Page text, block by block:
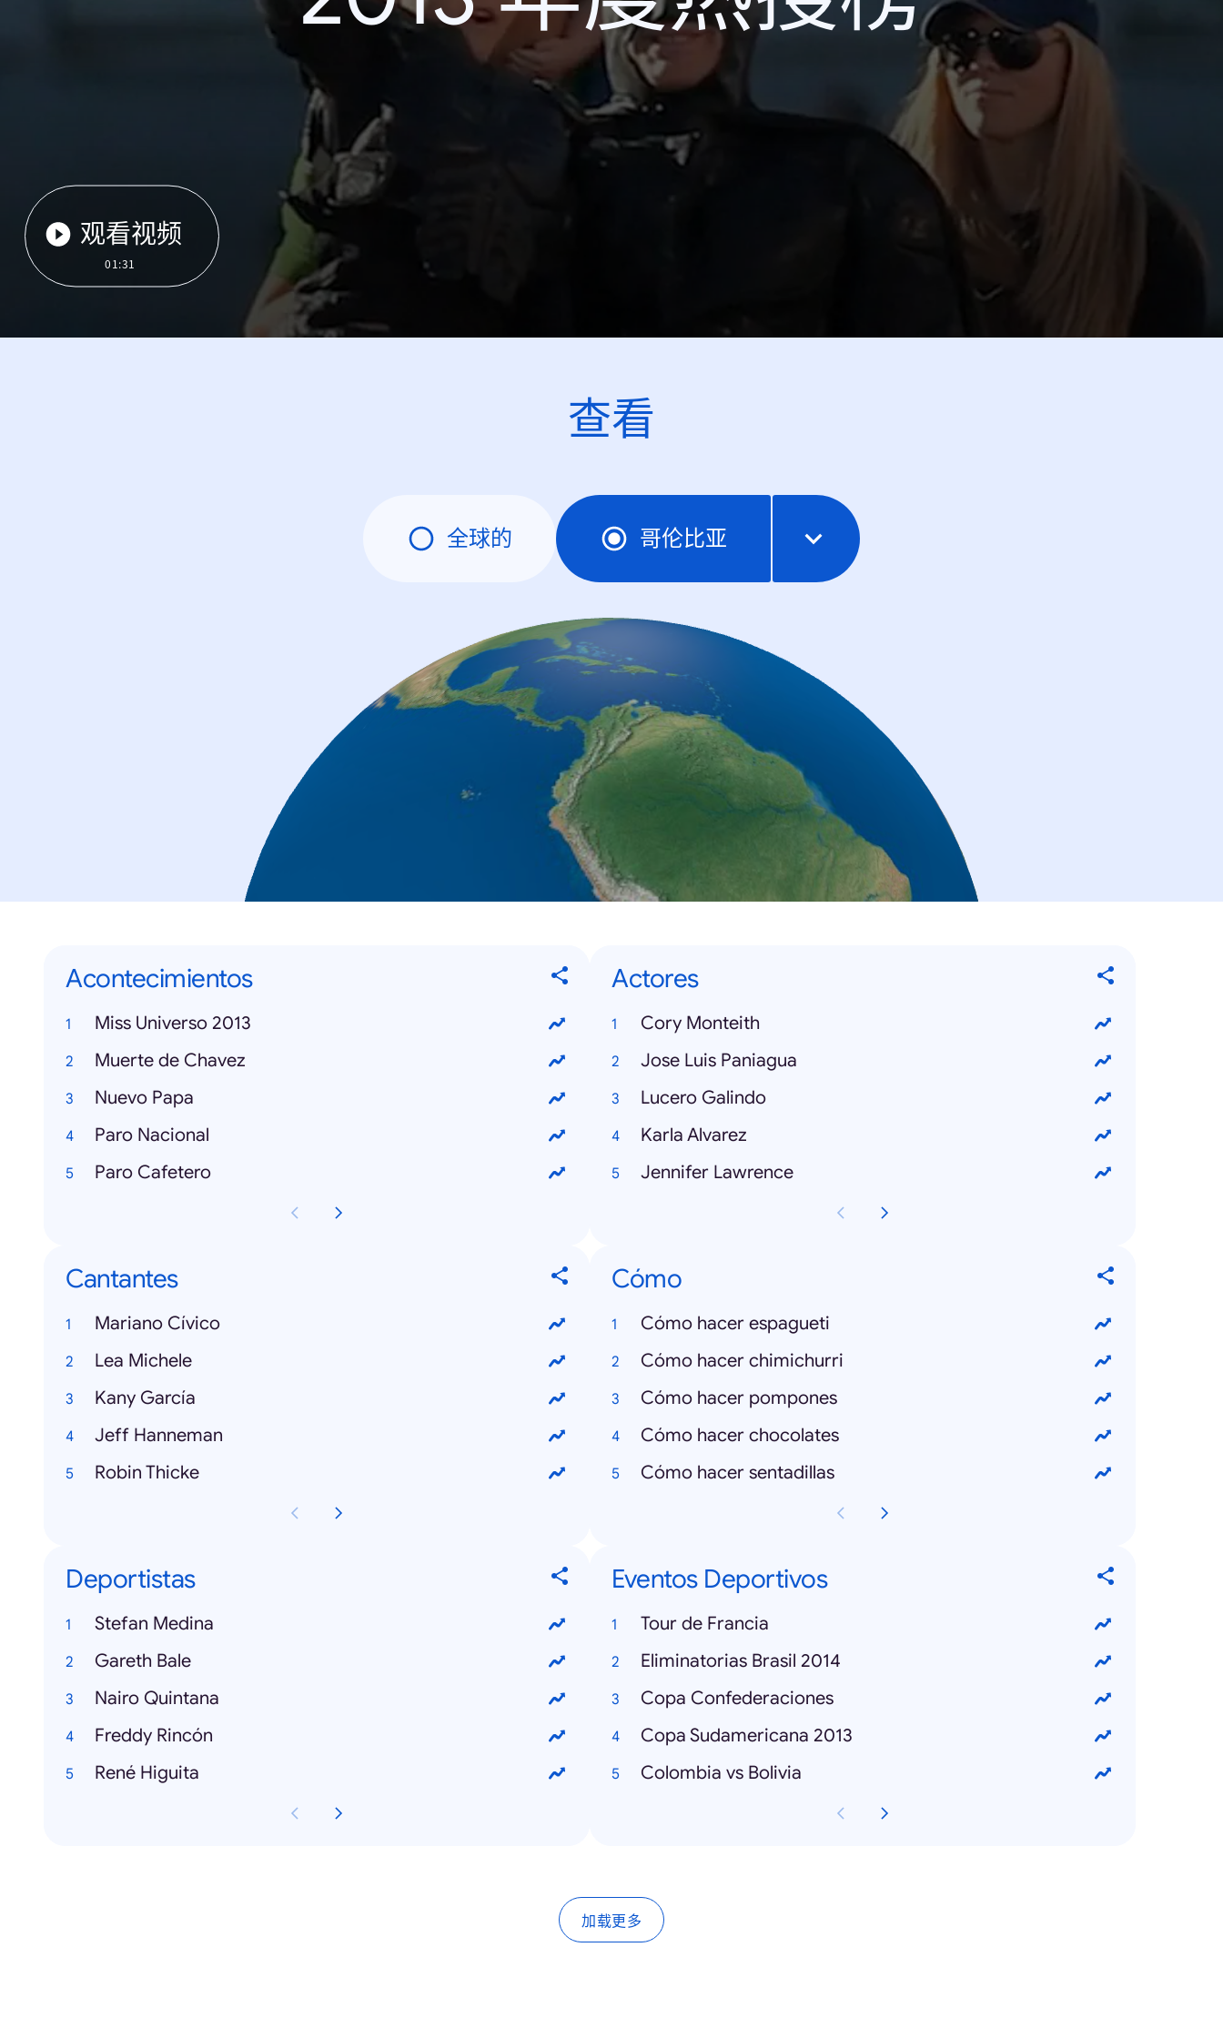
观看视频
01:31
查看
全球的 哥伦比亚
Acontecimientos
Miss Universo 2013
Muerte de Chavez
Nuevo Papa
Paro Nacional
Paro Cafetero
Actores
Cory Monteith
Jose Luis Paniagua
Lucero Galindo
Karla Alvarez
Jennifer Lawrence
Cantantes
Mariano Cívico
Lea Michele
Kany García
Jeff Hanneman
Robin Thicke
Cómo
Cómo hacer espagueti
Cómo hacer chimichurri
Cómo hacer pompones
Cómo hacer chocolates
Cómo hacer sentadillas
Deportistas
Stefan Medina
Gareth Bale
Nairo Quintana
Freddy Rincón
René Higuita
Eventos Deportivos
Tour de Francia
Eliminatorias Brasil 2014
Copa Confederaciones
Copa Sudamericana 2013
Colombia vs Bolivia
加载更多